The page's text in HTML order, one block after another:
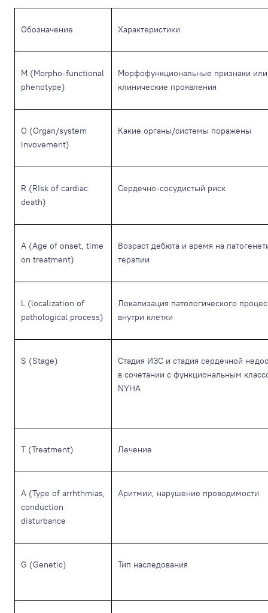
Обозначение Характеристики
M (Morpho-functional
phenotype)
Морфофункциональные признаки
клинические проявления
O (Organ/system
invovement)
Какие органы/системы поражены
R (RIsk of cardiac
death)
Сердечно-сосудистый риск
A (Age of onset, time
on treatment)
Возраст дебюта и время на
терапии
L (localization of
pathological process)
Локализация патологического
внутри клетки
S (Stage)
Стадия ИЗС и стадия сердечной
в сочетании с функциональным
NYHA
T (Treatment) Лечение
A (Type of arrhthmias,
conduction
disturbance
Аритмии, нарушение проводимости
G (Genetic) Тип наследования